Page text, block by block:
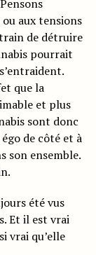
aux tensions
de détruire
pourrait
que la
et plus
sont donc
de côté et à
son ensemble.
été vus
Et il est vrai
vrai qu’elle